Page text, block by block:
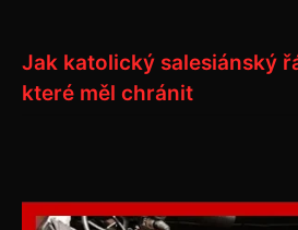
Jak katolický salesiánský
které měl chránit